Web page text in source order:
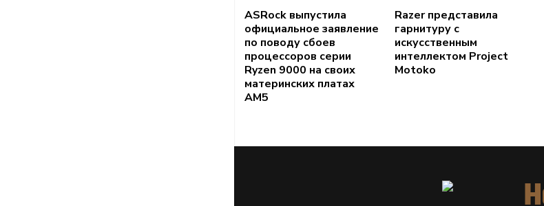
ASRock выпустила
официальное заявление
по поводу сбоев
процессоров серии
Ryzen 9000 на своих
материнских платах
AM5
Razer представила
гарнитуру с
искусственным
интеллектом Project
Motoko